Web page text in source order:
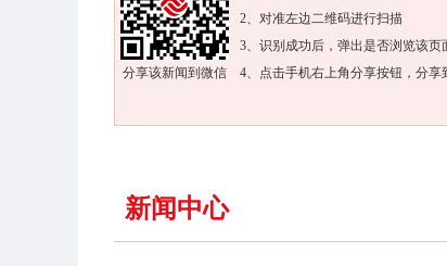
分享该新闻到微信
2、对准左边二维码进行扫描
3、识别成功后，弹出是否浏览该页
4、点击手机右上角分享按钮，分享
新闻中心